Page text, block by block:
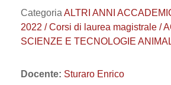
Categoria ALTRI ANNI
2022 / Corsi di laurea magistrale /
SCIENZE E TECNOLOGIE
Docente: Sturaro Enrico